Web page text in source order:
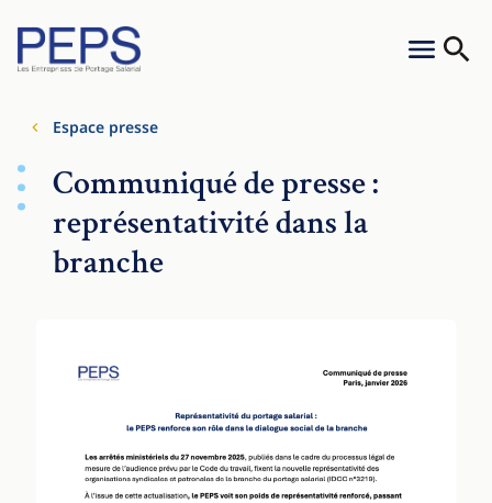
Menu
Espace presse
Communiqué de presse :
représentativité dans la
branche